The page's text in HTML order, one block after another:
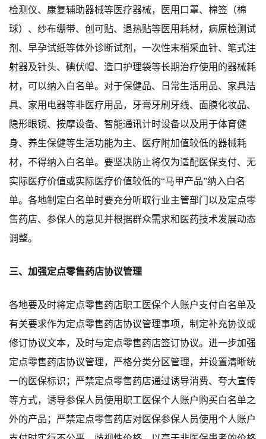
检测仪、康复辅助器械等医疗器械，
医用口罩、 棉签（棉
球）、纱布绷带、创可贴、退热贴等医用耗材， 病原检测试
剂、早孕试纸等体外诊断试剂，一次性末梢采血针、笔式注
射器及针头、碘伏帽、造口护理袋等长期治疗使用的器械耗
材，可以纳入白名单。对于保健品、日常生活用品、家具洁
具、家用电器等非医疗用品，牙膏牙刷牙线、面膜化妆品、
隐形眼镜、按摩设备、智能通讯计时设备以及用于体育健
身、养生保健等生活功能为主、医疗附加值较低的器械耗
材，不得纳入白名单。要坚决防止将仅为适配医保支付、无
实际医疗价值或实际医疗价值较低的“马甲产品”纳入白名
单。各地制定白名单时要充分听取行业主管部门以及定点零
售药店、参保人的意见并根据群众需求和医药技术发展动态
调整。
三、加强定点零售药店协议管理
各地要及时将定点零售药店职工医保个人账户支付白名单及
有关要求作为定点零售药店协议管理事项，制定补充协议或
修订协议文本，及时与定点零售药店签订协议。 进一步加强
定点零售药店协议管理，严格分类分区管理，并设置清晰统
一的医保标识 ； 严禁定点零售药店通过诱导消费、夸大宣传
等方式， 诱导参保人员使用职工医保个人账户购买白名单之
外的产品；严禁定点零售药店对医保参保人员使用个人账户